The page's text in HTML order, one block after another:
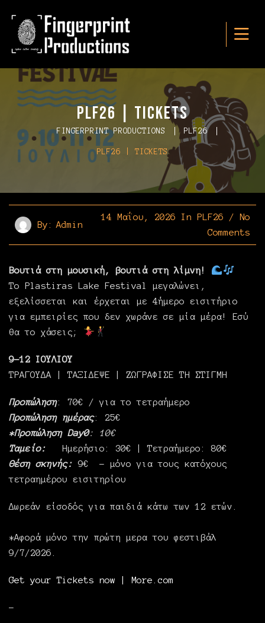
PLF26 | Tickets
FINGERPRINT PRODUCTIONS PLF26
PLF26 | TICKETS
By: Admin
14 Μαΐου, 2026 In PLF26 / No
Comments
Βουτιά στη μουσική, βουτιά στη λίμνη!
Το Plastiras Lake Festival μεγαλώνει,
εξελίσσεται και
έρχεται με 4ήμερο εισιτήριο
για εμπειρίες που δεν χωράνε σε μία μέρα! Εσύ
θα το χάσεις;
9-12 ΙΟΥΛΙΟΥ
ΤΡΑΓΟΥΔΑ | ΤΑΞΙΔΕΨΕ | ΖΩΓΡΑΦΙΣΕ ΤΗ ΣΤΙΓΜΗ
Προπώληση: 70€ / για το τετραήμερο
Προπώληση ημέρας: 25€
*Προπώληση Day0: 10€
Ταμείο:
Ημερήσιο: 30€ | Τετραήμερο: 80€
Θέση σκηνής: 9€ – μόνο για τους κατόχους
τετραημέρου εισιτηρίου
Δωρεάν είσοδός για παιδιά κάτω των 12 ετών.
*Αφορά μόνο την πρώτη μερα του φεστιβάλ
9/7/2026.
Get your Tickets now | More.com
–